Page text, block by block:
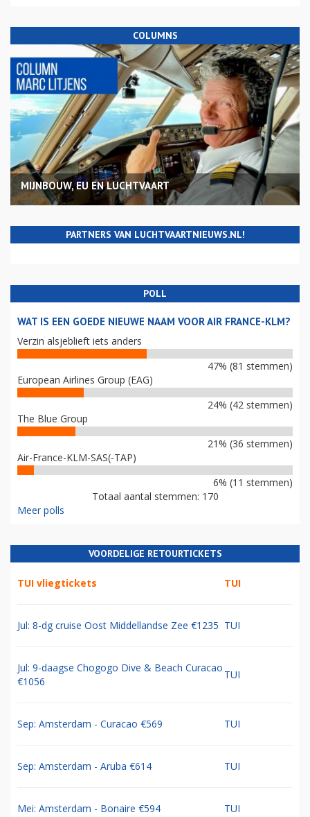
COLUMNS
MIJNBOUW, EU EN LUCHTVAART
PARTNERS VAN LUCHTVAARTNIEUWS.NL!
POLL
WAT IS EEN GOEDE NIEUWE NAAM VOOR AIR FRANCE-KLM?
Verzin alsjeblieft iets anders
47% (81 stemmen)
European Airlines Group (EAG)
24% (42 stemmen)
The Blue Group
21% (36 stemmen)
Air-France-KLM-SAS(-TAP)
6% (11 stemmen)
Totaal aantal stemmen: 170
Meer polls
VOORDELIGE RETOURTICKETS
TUI vliegtickets TUI
Jul: 8-dg cruise Oost Middellandse Zee €1235 TUI
Jul: 9-daagse Chogogo Dive & Beach Curacao
€1056
TUI
Sep: Amsterdam - Curacao €569 TUI
Sep: Amsterdam - Aruba €614 TUI
Mei: Amsterdam - Bonaire €594 TUI